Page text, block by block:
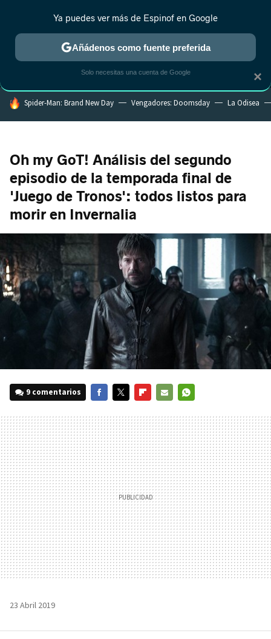
MENÚ NUEVO
ESTRENOS REALITY ANIME RANKINGS CINE
HOY SE HABLA DE
Spider-Man: Brand New Day Vengadores: Doomsday La Odisea
Oh my GoT! Análisis del segundo
episodio de la temporada final de
'Juego de Tronos': todos listos para
morir en Invernalia
9 comentarios
MAIL
23 Abril 2019
×
Ya puedes ver más de Espinof en Google
Añádenos como fuente preferida
Solo necesitas una cuenta de Google